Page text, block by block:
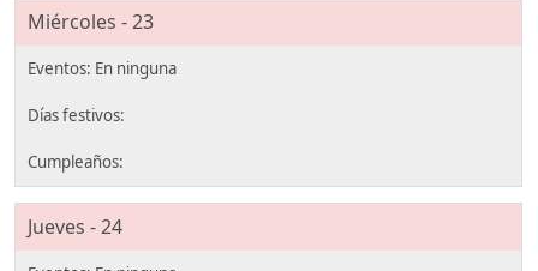
Miércoles - 23
Jueves - 24